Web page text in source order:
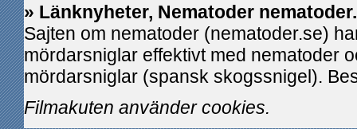
» Länknyheter, Nematoder
Sajten om nematoder (nematoder.se)
mördarsniglar effektivt med nematoder
mördarsniglar (spansk skogssnigel).
Filmakuten använder cookies.